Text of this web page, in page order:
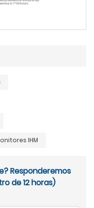
IHM
Responderemos
de 12 horas)